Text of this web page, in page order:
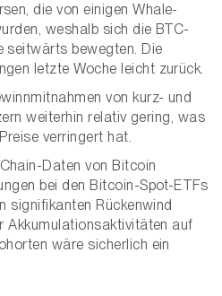
die von einigen Whale-
weshalb sich die BTC-
seitwärts bewegten. Die
letzte Woche leicht zurück.
von kurz- und
weiterhin relativ gering, was
verringert hat.
Daten von Bitcoin
bei den Bitcoin-Spot-ETFs
signifikanten Rückenwind
Akkumulationsaktivitäten auf
wäre sicherlich ein